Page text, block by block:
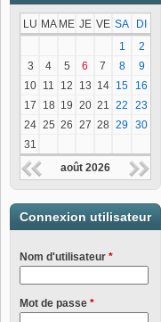
LU MA ME JE VE SA
DI
1
2
3
4 5 6 7 8
9
10 11 12 13 14 15
16
17
18 19 20 21 22
23
24 25 26 27 28 29 30
31
août 2026
Connexion utilisateur
Nom d'utilisateur *
Mot de passe *